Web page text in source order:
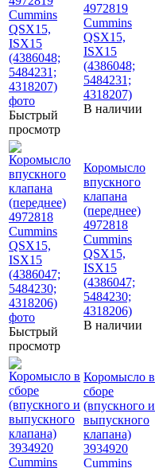
Быстрый
просмотр
4972819
Cummins
QSX15,
ISX15
(4386048;
5484231;
4318207)
В наличии
Быстрый
просмотр
Коромысло
впускного
клапана
(переднее)
4972818
Cummins
QSX15,
ISX15
(4386047;
5484230;
4318206)
В наличии
Коромысло в
сборе
(впускного и
выпускного
клапана)
3934920
Cummins